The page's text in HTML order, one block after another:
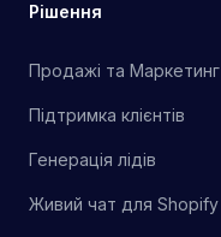
Рішення
Продажі та Маркетинг
Підтримка клієнтів
Генерація лідів
Живий чат для Shopify